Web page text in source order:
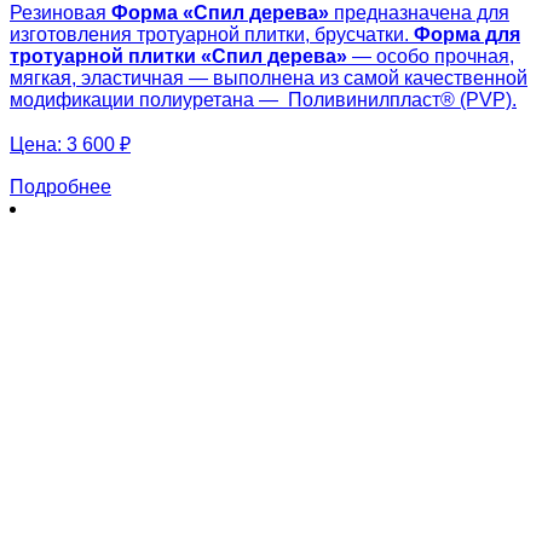
Резиновая Форма «Спил дерева» предназначена для
изготовления тротуарной плитки, брусчатки. Форма для
тротуарной плитки «Спил дерева» — особо прочная,
мягкая, эластичная — выполнена из самой качественной
модификации полиуретана — Поливинилпласт® (PVP).
Цена: 3 600 ₽
Подробнее